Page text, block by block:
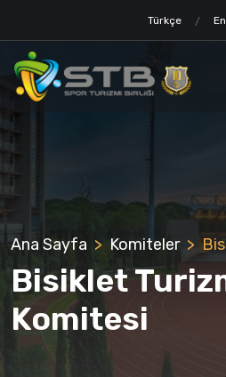
Türkçe
Ana Sayfa Komiteler
Bisiklet
Komitesi